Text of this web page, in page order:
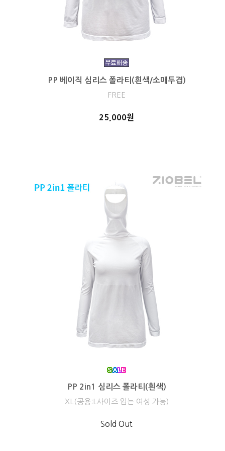
PP 베이직 심리스 폴라티(흰색/소매두겹)
FREE
25,000원
PP 2in1 심리스 폴라티(흰색)
XL(공용:L사이즈 입는 여성 가능)
Sold Out